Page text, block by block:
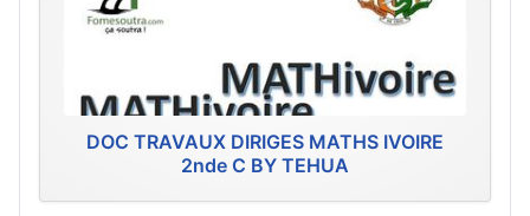
DOC TRAVAUX DIRIGES MATHS IVOIRE
2nde C BY TEHUA